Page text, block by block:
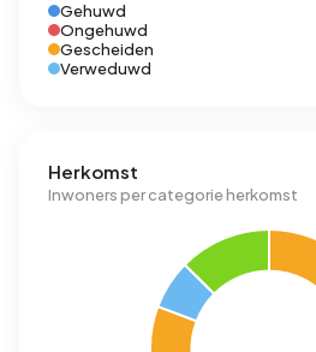
Gehuwd
Ongehuwd
Gescheiden
Verweduwd
Herkomst
Inwoners per categorie herkomst